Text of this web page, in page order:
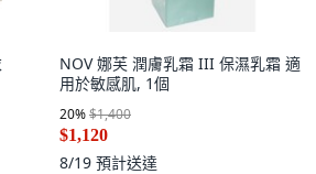
NOV 娜芙 潤膚乳霜 III 保濕乳霜 適
用於敏感肌, 1個
20%$1,400
$1,120
8/19 預計送達